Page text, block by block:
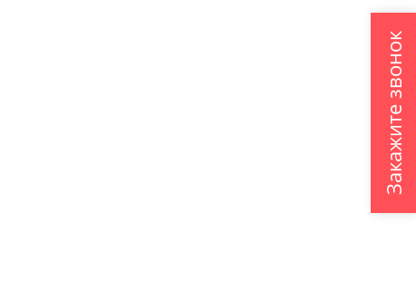
Закажите звонок